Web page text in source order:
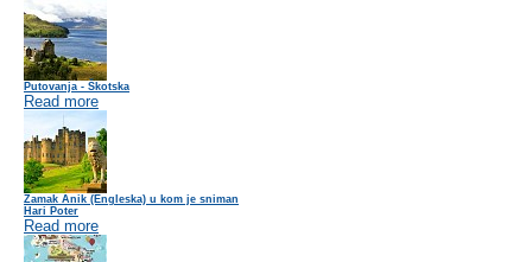
Putovanja - Škotska
Read more
Zamak Anik (Engleska) u kom je sniman
Hari Poter
Read more